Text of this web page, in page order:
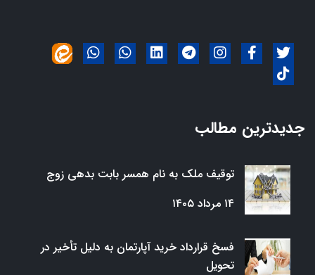
جدیدترین مطالب
توقیف ملک به نام همسر بابت بدهی زوج
۱۴ مرداد ۱۴۰۵
فسخ قرارداد خرید آپارتمان به دلیل تأخیر در
تحویل